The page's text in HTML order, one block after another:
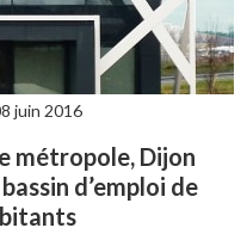
juin 2016
métropole, Dijon
d’emploi de